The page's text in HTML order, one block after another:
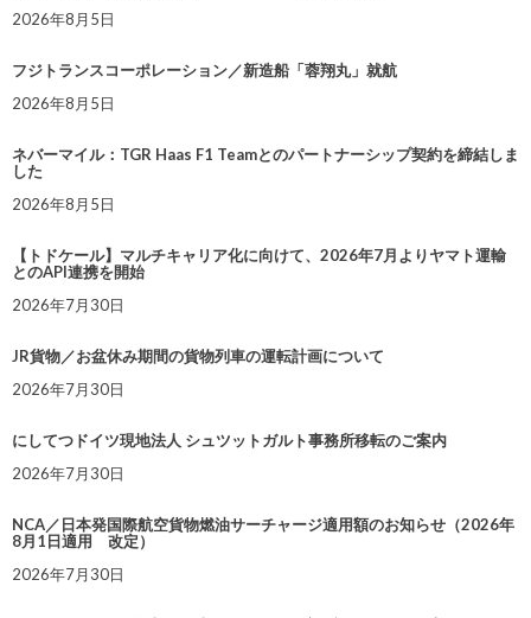
2026年8月5日
フジトランスコーポレーション／新造船「蓉翔丸」就航
2026年8月5日
ネバーマイル：TGR Haas F1 Teamとのパートナーシップ契約を締結しま
した
2026年8月5日
【トドケール】マルチキャリア化に向けて、2026年7月よりヤマト運輸
とのAPI連携を開始
2026年7月30日
JR貨物／お盆休み期間の貨物列車の運転計画について
2026年7月30日
にしてつドイツ現地法人 シュツットガルト事務所移転のご案内
2026年7月30日
NCA／日本発国際航空貨物燃油サーチャージ適用額のお知らせ（2026年
8月1日適用 改定）
2026年7月30日